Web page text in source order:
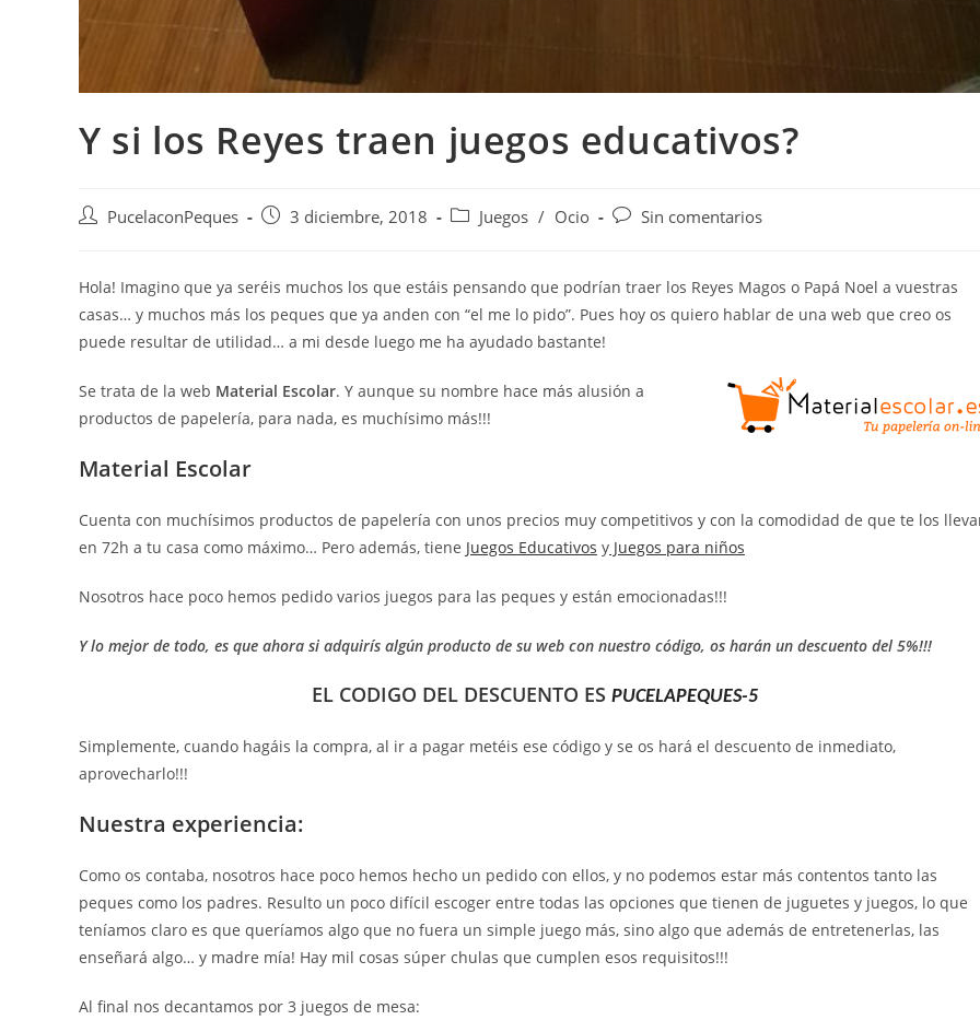
Y si los Reyes traen juegos educativos?
PucelaconPeques 3 diciembre, 2018 Juegos / Ocio Sin comentarios
Hola! Imagino que ya seréis muchos los que estáis pensando que podrían traer los Reyes Magos o Papá Noel a vuestras
casas… y muchos más los peques que ya anden con “el me lo pido”. Pues hoy os quiero hablar de una web que creo os
puede resultar de utilidad… a mi desde luego me ha ayudado bastante!
Se trata de la web Material Escolar. Y aunque su nombre hace más alusión a
productos de papelería, para nada, es muchísimo más!!!
Material Escolar
Cuenta con muchísimos productos de papelería con unos precios muy competitivos y con la comodidad de que te los
en 72h a tu casa como máximo… Pero además, tiene Juegos Educativos y Juegos para niños
Nosotros hace poco hemos pedido varios juegos para las peques y están emocionadas!!!
Y lo mejor de todo, es que ahora si adquirís algún producto de su web con nuestro código, os harán un descuento del 5%!!!
EL CODIGO DEL DESCUENTO ES PUCELAPEQUES-5
Simplemente, cuando hagáis la compra, al ir a pagar metéis ese código y se os hará el descuento de inmediato,
aprovecharlo!!!
Nuestra experiencia:
Como os contaba, nosotros hace poco hemos hecho un pedido con ellos, y no podemos estar más contentos tanto las
peques como los padres. Resulto un poco difícil escoger entre todas las opciones que tienen de juguetes y juegos, lo que
teníamos claro es que queríamos algo que no fuera un simple juego más, sino algo que además de entretenerlas, las
enseñará algo… y madre mía! Hay mil cosas súper chulas que cumplen esos requisitos!!!
Al final nos decantamos por 3 juegos de mesa: